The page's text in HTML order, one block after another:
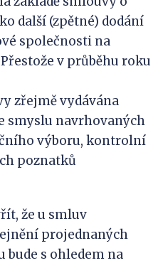
další (zpětné) dodání
společnosti na
v průběhu roku
zřejmě vydávána
smyslu navrhovaných
výboru, kontrolní
poznatků
že u smluv
projednaných
bude s ohledem na